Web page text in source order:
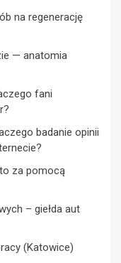
na regenerację
— anatomia
fani
badanie opinii
za pomocą
– giełda aut
(Katowice)